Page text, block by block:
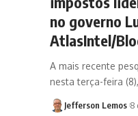
no governo
AtlasIntel/
A mais recente
nesta terça-feira
Jefferson Lemos 8